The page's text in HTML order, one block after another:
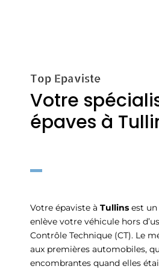
Top Epaviste
Votre
épaves à
Votre épaviste à Tullins est
enlève votre véhicule hors
Contrôle Technique (CT). Le
aux premières automobiles,
encombrantes quand elles